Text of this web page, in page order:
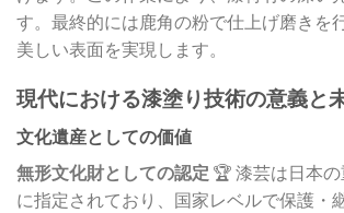
す。最終的には鹿角の粉で仕上げ磨きを
美しい表面を実現します。
現代における漆塗り技術の意義と
文化遺産としての価値
無形文化財としての認定 🏆 漆芸は日本
に指定されており、国家レベルで保護・